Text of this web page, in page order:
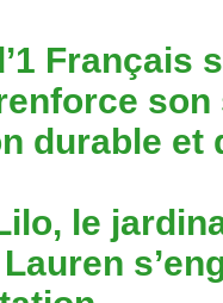
Français
durable et
le